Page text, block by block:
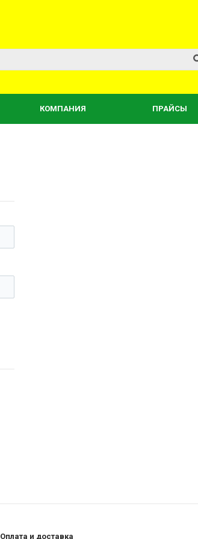
КОМПАНИЯ ПРАЙСЫ
Оплата и доставка